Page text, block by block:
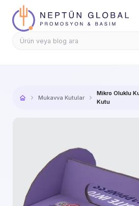
Mukavva Kutular
Mikro Oluklu
Kutu